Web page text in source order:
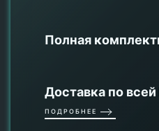
Полная
Доставка по
ПОДРОБНЕЕ